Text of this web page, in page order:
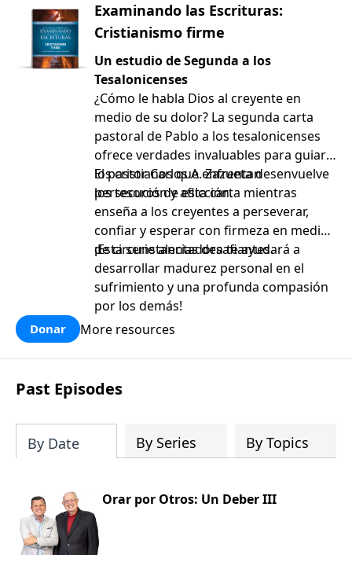
Examinando las Escrituras:
Cristianismo firme
Un estudio de Segunda a los
Tesalonicenses
¿Cómo le habla Dios al creyente en
medio de su dolor? La segunda carta
pastoral de Pablo a los tesalonicenses
ofrece verdades invaluables para guiar a
los cristianos que enfrentan
persecución y aflicción.
El pastor Carlos A. Zazueta desenvuelve
los tesoros de esta carta mientras
enseña a los creyentes a perseverar,
confiar y esperar con firmeza en medio
de circunstancias desafiantes.
¡Esta serie alentadora te ayudará a
desarrollar madurez personal en el
sufrimiento y una profunda compasión
por los demás!
Donar More resources
Past Episodes
By Date By Series By Topics
Orar por Otros: Un Deber III